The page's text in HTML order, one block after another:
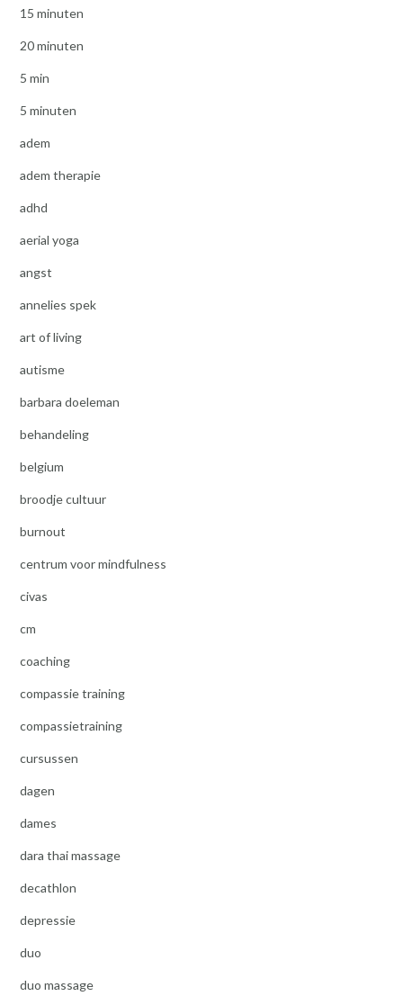
15 minuten
20 minuten
5 min
5 minuten
adem
adem therapie
adhd
aerial yoga
angst
annelies spek
art of living
autisme
barbara doeleman
behandeling
belgium
broodje cultuur
burnout
centrum voor mindfulness
civas
cm
coaching
compassie training
compassietraining
cursussen
dagen
dames
dara thai massage
decathlon
depressie
duo
duo massage